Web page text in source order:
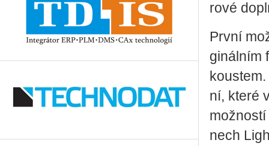
ro­vé
První
gi­nál­ním
ní, které
nech